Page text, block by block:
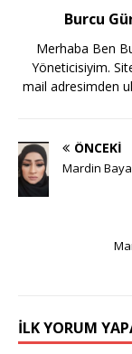
Burcu
Merhaba Ben
Yöneticisiyim.
mail adresimden
ÖNCEKI
Mardin
İLK YORUM